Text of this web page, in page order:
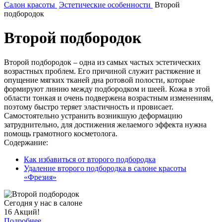
Салон красоты Эстетические особенности Второй
подбородок
Второй подбородок
Второй подбородок – одна из самых частых эстетических
возрастных проблем. Его причиной служит растяжение и
опущение мягких тканей дна ротовой полости, которые
формируют линию между подбородком и шеей. Кожа в этой
области тонкая и очень подвержена возрастным изменениям,
поэтому быстро теряет эластичность и провисает.
Самостоятельно устранить возникшую деформацию
затруднительно, для достижения желаемого эффекта нужна
помощь грамотного косметолога.
Содержание:
Как избавиться от второго подбородка
Удаление второго подбородка в салоне красоты
«Фрезия»
Сегодня у нас в салоне
16 Акций!